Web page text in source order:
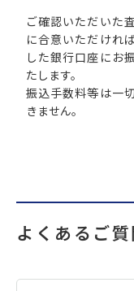
ご確認いただいた
に合意いただけれ
した銀行口座にお
たします。
振込手数料等は一
きません。
よくあるご質